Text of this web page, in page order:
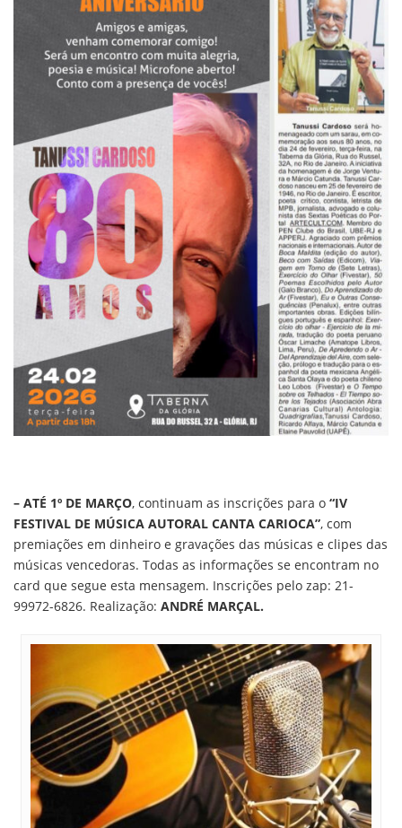
– ATÉ 1º DE MARÇO, continuam as inscrições para o “IV
FESTIVAL DE MÚSICA AUTORAL CANTA CARIOCA”, com
premiações em dinheiro e gravações das músicas e clipes das
músicas vencedoras. Todas as informações se encontram no
card que segue esta mensagem. Inscrições pelo zap: 21-
99972-6826. Realização: ANDRÉ MARÇAL.